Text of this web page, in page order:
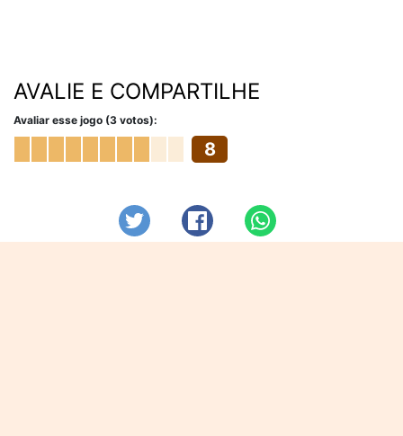
AVALIE E COMPARTILHE
Avaliar esse jogo (3 votos):
8